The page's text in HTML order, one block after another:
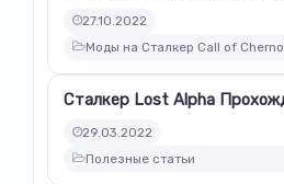
27.10.2022
Моды на Сталкер Call of
Сталкер Lost Alpha
29.03.2022
Полезные статьи